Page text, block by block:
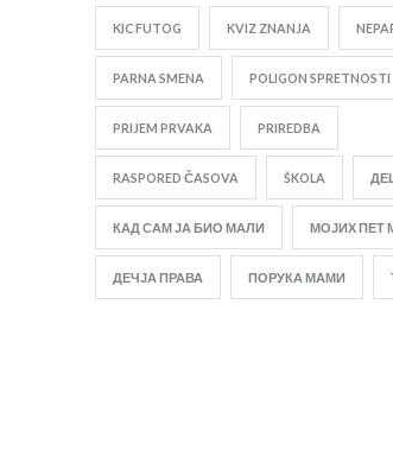
KIC FUTOG KVIZ ZNANJA
PARNA SMENA POLIGON SPRETNOSTI
PRIJEM PRVAKA PRIREDBA
RASPORED ČASOVA ŠKOLA
КАД САМ ЈА БИО МАЛИ МОЈИХ ПЕТ
ДЕЧЈА ПРАВА ПОРУКА МАМИ